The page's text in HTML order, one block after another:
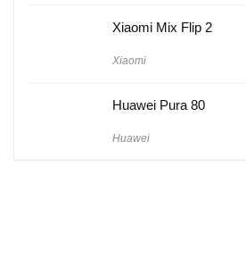
Xiaomi Mix Flip 2
Xiaomi
Huawei Pura 80
Huawei